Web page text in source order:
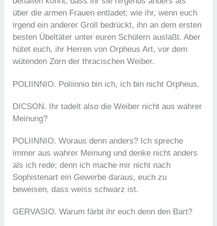
über die armen Frauen entladet; wie ihr, wenn euch
irgend ein anderer Groll bedrückt, ihn an dem ersten
besten Übeltäter unter euren Schülern auslaßt. Aber
hütet euch, ihr Herren von Orpheus Art, vor dem
wütenden Zorn der thracischen Weiber.
POLIINNIO. Poliinnio bin ich, ich bin nicht Orpheus.
DICSON. Ihr tadelt also die Weiber nicht aus wahrer
Meinung?
POLIINNIO. Woraus denn anders? Ich spreche
immer aus wahrer Meinung und denke nicht anders
als ich rede; denn ich mache mir nicht nach
Sophistenart ein Gewerbe daraus, euch zu
beweisen, dass weiss schwarz ist.
GERVASIO. Warum färbt ihr euch denn den Bart?